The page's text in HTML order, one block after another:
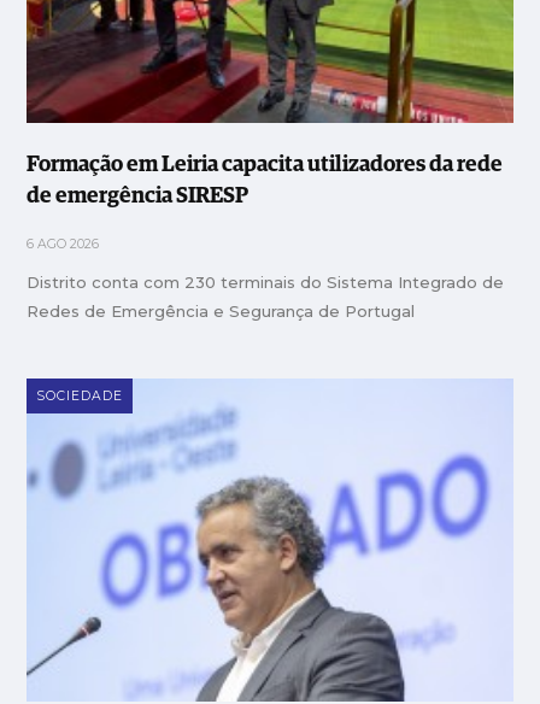
Formação em Leiria capacita utilizadores da rede
de emergência SIRESP
6 AGO 2026
Distrito conta com 230 terminais do Sistema Integrado de
Redes de Emergência e Segurança de Portugal
SOCIEDADE